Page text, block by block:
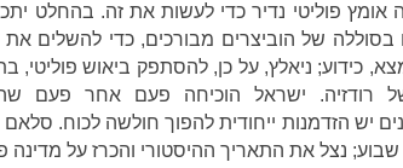
אומץ פוליטי נדיר כדי לעשות את זה. בהחלט
בסוללה של הוביצרים מבורכים, כדי להשלים את
כידוע; ניאלץ, על כן, להסתפק ביאוש
רודזיה. ישראל הוכיחה פעם אחר פעם
יש הזדמנות ייחודית להפוך חולשה לכוח.
נצל את התאריך ההיסטורי והכרז על מדינה